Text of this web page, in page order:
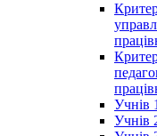
Учнів
Учнів